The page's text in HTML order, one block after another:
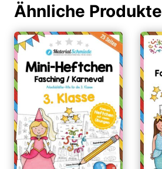
Ähnliche Produkte